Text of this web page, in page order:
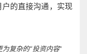
的直接沟通，实现
复杂的“投资内容”